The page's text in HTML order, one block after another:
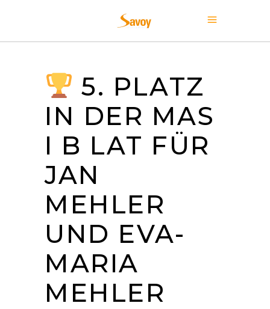
5. PLATZ
IN DER MAS
I B LAT FÜR
JAN
MEHLER
UND EVA-
MARIA
MEHLER